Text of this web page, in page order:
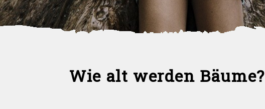
Wie alt werden Bäume?